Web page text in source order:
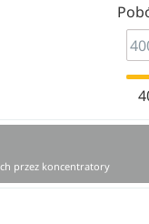
przez koncentratory